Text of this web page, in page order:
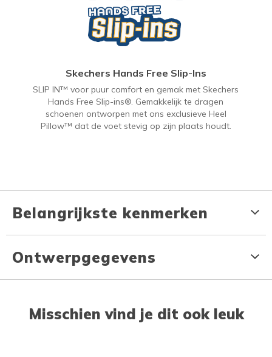
Skechers Hands Free Slip-Ins
SLIP IN™ voor puur comfort en gemak met Skechers
Hands Free Slip-ins®. Gemakkelijk te dragen
schoenen ontworpen met ons exclusieve Heel
Pillow™ dat de voet stevig op zijn plaats houdt.
Belangrijkste kenmerken
Ontwerpgegevens
Misschien vind je dit ook leuk